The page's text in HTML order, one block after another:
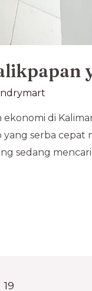
di
yang serba
sedang
19